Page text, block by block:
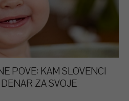
POVE: KAM SLOVENCI
ZA SVOJE